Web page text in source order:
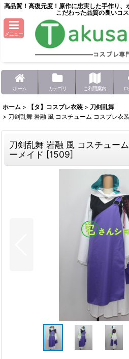
高品質！高復元度！原作に忠実した手作り
こだわった品質の良いコ
メニュー
ホーム カテゴリ ご利用案内
ホーム > 【タ】コスプレ衣装 > 刀剣乱舞
> 刀剣乱舞 岩融 風 コスチューム コスプレ衣
刀剣乱舞 岩融 風 コスチュー
ーメイド [1509]